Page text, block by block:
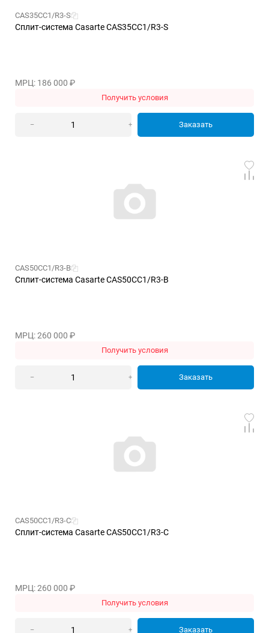
CAS35CC1/R3-S
Сплит-система Casarte CAS35CC1/R3-S
МРЦ: 186 000 ₽
Получить условия
– + Заказать
CAS50CC1/R3-B
Сплит-система Casarte CAS50CC1/R3-B
МРЦ: 260 000 ₽
Получить условия
– + Заказать
CAS50CC1/R3-C
Сплит-система Casarte CAS50CC1/R3-C
МРЦ: 260 000 ₽
Получить условия
– + Заказать